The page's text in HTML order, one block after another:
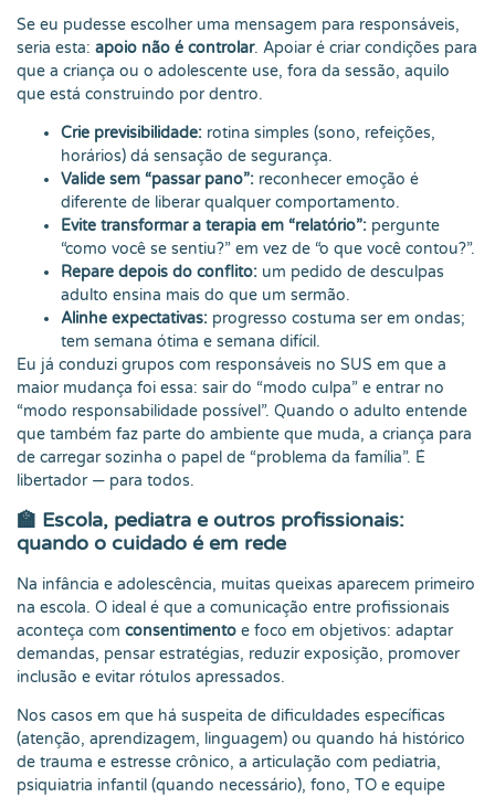
Se eu pudesse escolher uma mensagem para responsáveis,
seria esta: apoio não é controlar. Apoiar é criar condições para
que a criança ou o adolescente use, fora da sessão, aquilo
que está construindo por dentro.
Crie previsibilidade: rotina simples (sono, refeições,
horários) dá sensação de segurança.
Valide sem “passar pano”: reconhecer emoção é
diferente de liberar qualquer comportamento.
Evite transformar a terapia em “relatório”: pergunte
“como você se sentiu?” em vez de “o que você contou?”.
Repare depois do conflito: um pedido de desculpas
adulto ensina mais do que um sermão.
Alinhe expectativas: progresso costuma ser em ondas;
tem semana ótima e semana difícil.
Eu já conduzi grupos com responsáveis no SUS em que a
maior mudança foi essa: sair do “modo culpa” e entrar no
“modo responsabilidade possível”. Quando o adulto entende
que também faz parte do ambiente que muda, a criança para
de carregar sozinha o papel de “problema da família”. É
libertador — para todos.
🏫 Escola, pediatra e outros profissionais:
quando o cuidado é em rede
Na infância e adolescência, muitas queixas aparecem primeiro
na escola. O ideal é que a comunicação entre profissionais
aconteça com consentimento e foco em objetivos: adaptar
demandas, pensar estratégias, reduzir exposição, promover
inclusão e evitar rótulos apressados.
Nos casos em que há suspeita de dificuldades específicas
(atenção, aprendizagem, linguagem) ou quando há histórico
de trauma e estresse crônico, a articulação com pediatria,
psiquiatria infantil (quando necessário), fono, TO e equipe